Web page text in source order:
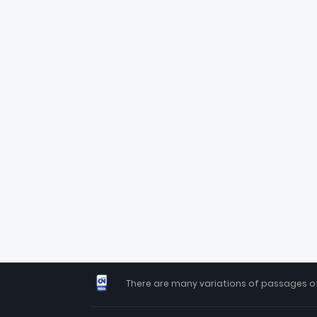
There are many variations of passages